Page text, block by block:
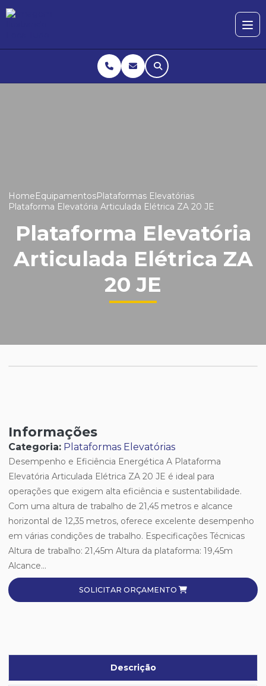
HomeEquipamentosPlataformas Elevatórias
Plataforma Elevatória Articulada Elétrica ZA 20 JE
Plataforma Elevatória
Articulada Elétrica ZA
20 JE
Informações
Categoria: Plataformas Elevatórias
Desempenho e Eficiência Energética A Plataforma
Elevatória Articulada Elétrica ZA 20 JE é ideal para
operações que exigem alta eficiência e sustentabilidade.
Com uma altura de trabalho de 21,45 metros e alcance
horizontal de 12,35 metros, oferece excelente desempenho
em várias condições de trabalho. Especificações Técnicas
Altura de trabalho: 21,45m Altura da plataforma: 19,45m
Alcance...
SOLICITAR ORÇAMENTO
Descrição